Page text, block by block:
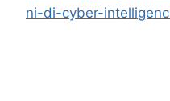
ni-di-cyber-